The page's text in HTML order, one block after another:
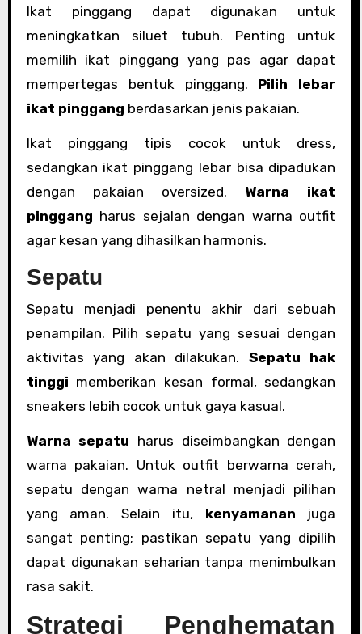
Ikat pinggang dapat digunakan untuk
meningkatkan siluet tubuh. Penting untuk
memilih ikat pinggang yang pas agar dapat
mempertegas bentuk pinggang. Pilih lebar
ikat pinggang berdasarkan jenis pakaian.
Ikat pinggang tipis cocok untuk dress,
sedangkan ikat pinggang lebar bisa dipadukan
dengan pakaian oversized. Warna ikat
pinggang harus sejalan dengan warna outfit
agar kesan yang dihasilkan harmonis.
Sepatu
Sepatu menjadi penentu akhir dari sebuah
penampilan. Pilih sepatu yang sesuai dengan
aktivitas yang akan dilakukan. Sepatu hak
tinggi memberikan kesan formal, sedangkan
sneakers lebih cocok untuk gaya kasual.
Warna sepatu harus diseimbangkan dengan
warna pakaian. Untuk outfit berwarna cerah,
sepatu dengan warna netral menjadi pilihan
yang aman. Selain itu, kenyamanan juga
sangat penting; pastikan sepatu yang dipilih
dapat digunakan seharian tanpa menimbulkan
rasa sakit.
Strategi Penghematan